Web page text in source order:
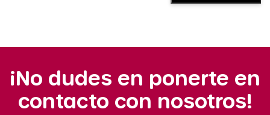
¡No dudes en ponerte en
contacto con nosotros!